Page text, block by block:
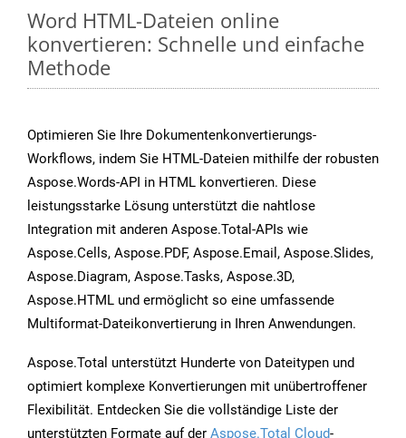
Word HTML-Dateien online
konvertieren: Schnelle und einfache
Methode
Optimieren Sie Ihre Dokumentenkonvertierungs-
Workflows, indem Sie HTML-Dateien mithilfe der robusten
Aspose.Words-API in HTML konvertieren. Diese
leistungsstarke Lösung unterstützt die nahtlose
Integration mit anderen Aspose.Total-APIs wie
Aspose.Cells, Aspose.PDF, Aspose.Email, Aspose.Slides,
Aspose.Diagram, Aspose.Tasks, Aspose.3D,
Aspose.HTML und ermöglicht so eine umfassende
Multiformat-Dateikonvertierung in Ihren Anwendungen.
Aspose.Total unterstützt Hunderte von Dateitypen und
optimiert komplexe Konvertierungen mit unübertroffener
Flexibilität. Entdecken Sie die vollständige Liste der
unterstützten Formate auf der Aspose.Total Cloud-